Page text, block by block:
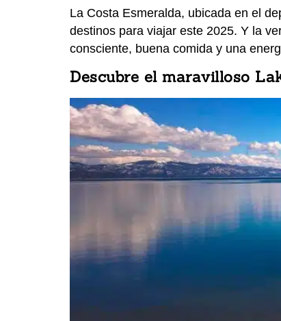
La Costa Esmeralda, ubicada en el
destinos para viajar este 2025. Y la
consciente, buena comida y una
Descubre el maravilloso